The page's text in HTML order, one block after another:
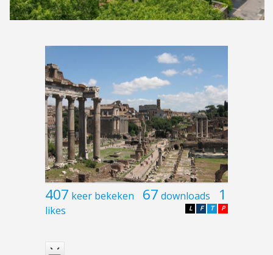
407 keer bekeken 67 downloads 1
likes P
T
F
L